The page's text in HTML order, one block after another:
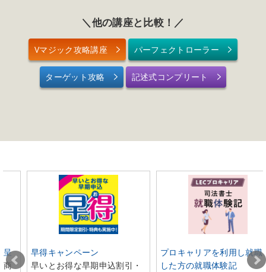
＼他の講座と比較！／
Vマジック攻略講座 パーフェクトローラー
ターゲット攻略 記述式コンプリート
呈
商
早得キャンペーン
早いとお得な早期申込割引・
プロキャリアを利用し就職
した方の就職体験記